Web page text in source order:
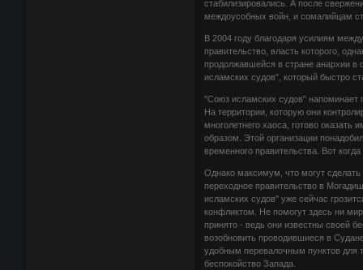
стабилизировались. А после
междоусобных войн, и сомалийцам
В 2004 году благодаря усилиям
правительство, власть которого,
продолжавшейся в стране анархии
исламских судов", который быстро
"Союз исламских судов" напоминает
На территории, которую они
многолетнего хаоса, готово
образом. Этой организации
временного правительства. Вот
Однако максимум, что могут
переходное правительство в
исламских судов" уже сейчас
конфликтом. Не помогут здесь ни
принято - ведь они известны своей
возобновить проводившиеся в
удобным перевалочным пунктов для
беспокойство Запада.